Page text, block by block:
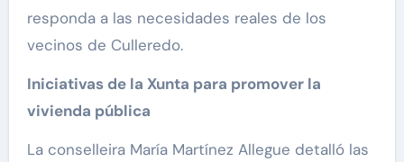
responda a las necesidades reales de los
vecinos de Culleredo.
Iniciativas de la Xunta para promover la
vivienda pública
La conselleira María Martínez Allegue detalló las